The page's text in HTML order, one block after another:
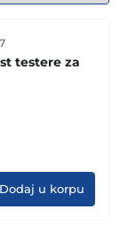
testere za
Dodaj u korpu